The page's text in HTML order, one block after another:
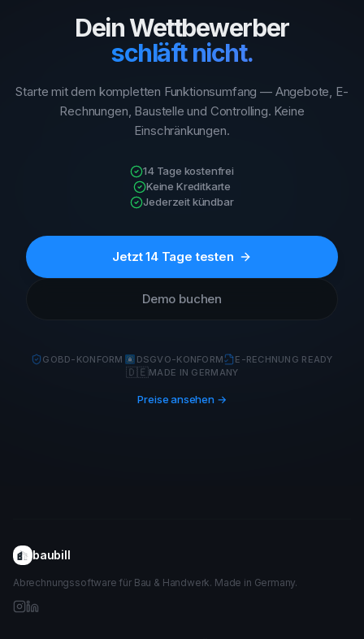
Dein Wettbewerber
schläft nicht.
Starte mit dem kompletten Funktionsumfang — Angebote, E-
Rechnungen, Baustelle und Controlling. Keine
Einschränkungen.
14 Tage kostenfrei
Keine Kreditkarte
Jederzeit kündbar
Jetzt 14 Tage testen
Demo buchen
GOBD-KONFORM DSGVO-KONFORM E-RECHNUNG READY
🇩🇪MADE IN GERMANY
Preise ansehen →
baubill
Abrechnungssoftware für Bau & Handwerk. Made in Germany.